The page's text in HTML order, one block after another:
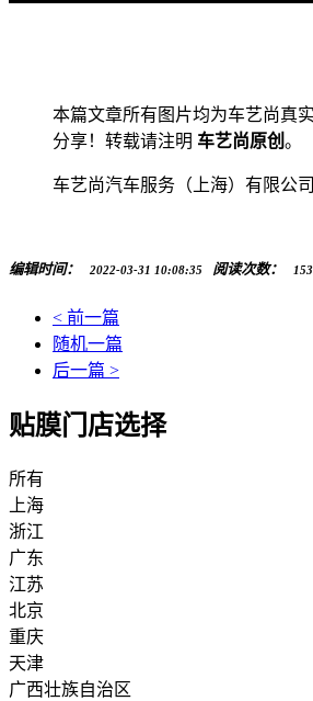
本篇文章所有图片均为车艺尚真
分享！转载请注明 车艺尚原创 。
车艺尚汽车服务（上海）有限公司
编辑时间： 2022-03-31 10:08:35 阅读次数：
< 前一篇
随机一篇
后一篇 >
贴膜门店选择
所有
上海
浙江
广东
江苏
北京
重庆
天津
广西壮族自治区